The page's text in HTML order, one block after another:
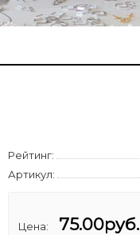
Рейтинг:
Артикул:
Цена: 75.00руб.